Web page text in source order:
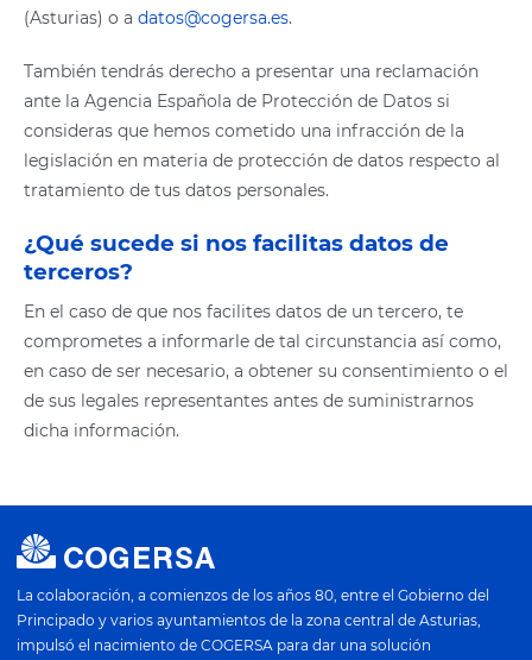
(Asturias) o a datos@cogersa.es.
También tendrás derecho a presentar una reclamación
ante la Agencia Española de Protección de Datos si
consideras que hemos cometido una infracción de la
legislación en materia de protección de datos respecto al
tratamiento de tus datos personales.
¿Qué sucede si nos facilitas datos de
terceros?
En el caso de que nos facilites datos de un tercero, te
comprometes a informarle de tal circunstancia así como,
en caso de ser necesario, a obtener su consentimiento o el
de sus legales representantes antes de suministrarnos
dicha información.
La colaboración, a comienzos de los años 80, entre el Gobierno del
Principado y varios ayuntamientos de la zona central de Asturias,
impulsó el nacimiento de COGERSA para dar una solución